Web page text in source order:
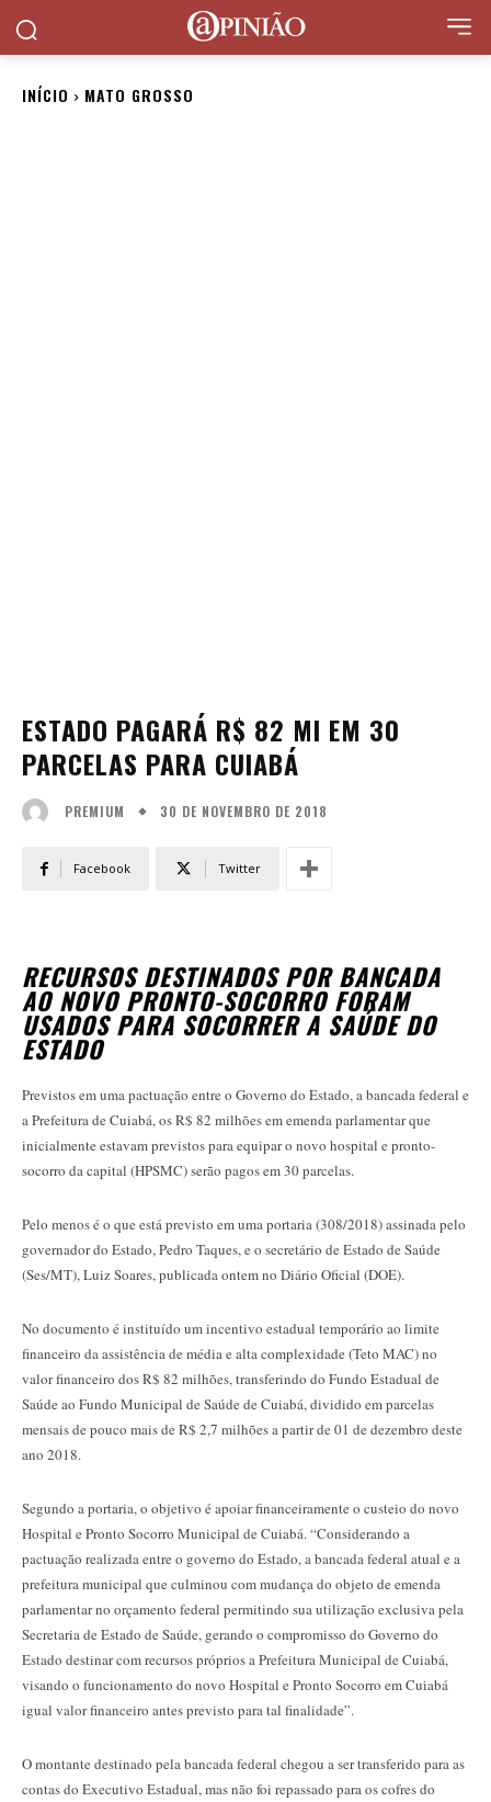
INÍCIO MATO GROSSO
ESTADO PAGARÁ R$ 82 MI EM 30
PARCELAS PARA CUIABÁ
PREMIUM 30 DE NOVEMBRO DE 2018
Facebook Twitter
RECURSOS DESTINADOS POR BANCADA
AO NOVO PRONTO-SOCORRO FORAM
USADOS PARA SOCORRER A SAÚDE DO
ESTADO
Previstos em uma pactuação entre o Governo do Estado, a bancada federal e
a Prefeitura de Cuiabá, os R$ 82 milhões em emenda parlamentar que
inicialmente estavam previstos para equipar o novo hospital e pronto-
socorro da capital (HPSMC) serão pagos em 30 parcelas.
Pelo menos é o que está previsto em uma portaria (308/2018) assinada pelo
governador do Estado, Pedro Taques, e o secretário de Estado de Saúde
(Ses/MT), Luiz Soares, publicada ontem no Diário Oficial (DOE).
No documento é instituído um incentivo estadual temporário ao limite
financeiro da assistência de média e alta complexidade (Teto MAC) no
valor financeiro dos R$ 82 milhões, transferindo do Fundo Estadual de
Saúde ao Fundo Municipal de Saúde de Cuiabá, dividido em parcelas
mensais de pouco mais de R$ 2,7 milhões a partir de 01 de dezembro deste
ano 2018.
Segundo a portaria, o objetivo é apoiar financeiramente o custeio do novo
Hospital e Pronto Socorro Municipal de Cuiabá. “Considerando a
pactuação realizada entre o governo do Estado, a bancada federal atual e a
prefeitura municipal que culminou com mudança do objeto de emenda
parlamentar no orçamento federal permitindo sua utilização exclusiva pela
Secretaria de Estado de Saúde, gerando o compromisso do Governo do
Estado destinar com recursos próprios a Prefeitura Municipal de Cuiabá,
visando o funcionamento do novo Hospital e Pronto Socorro em Cuiabá
igual valor financeiro antes previsto para tal finalidade”.
O montante destinado pela bancada federal chegou a ser transferido para as
contas do Executivo Estadual, mas não foi repassado para os cofres do